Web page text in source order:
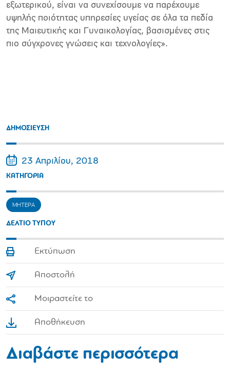
εξωτερικού, είναι να συνεχίσουμε να παρέχουμε
υψηλής ποιότητας υπηρεσίες υγείας σε όλα τα πεδία
της Μαιευτικής και Γυναικολογίας, βασισμένες στις
πιο σύγχρονες γνώσεις και τεχνολογίες».
ΔΗΜΟΣΙΕΥΣΗ
23 Απριλίου, 2018
ΚΑΤΗΓΟΡΙΑ
ΜΗΤΕΡΑ
ΔΕΛΤΙΟ ΤΥΠΟΥ
Εκτύπωση
Αποστολή
Μοιραστείτε το
Αποθήκευση
Διαβάστε περισσότερα